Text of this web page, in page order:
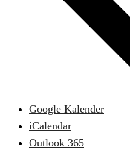
Google Kalender
iCalendar
Outlook 365